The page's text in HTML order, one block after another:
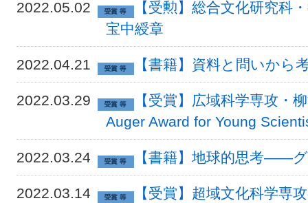
2022.05.02
【受勲】総合文化研究科
宝中綬章
2022.04.21 【書籍】資料と問いから
2022.03.29
【受賞】広域科学専攻・
Auger Award for Young
2022.03.24 【書籍】地球的思考――
2022.03.14
【受賞】超域文化科学専